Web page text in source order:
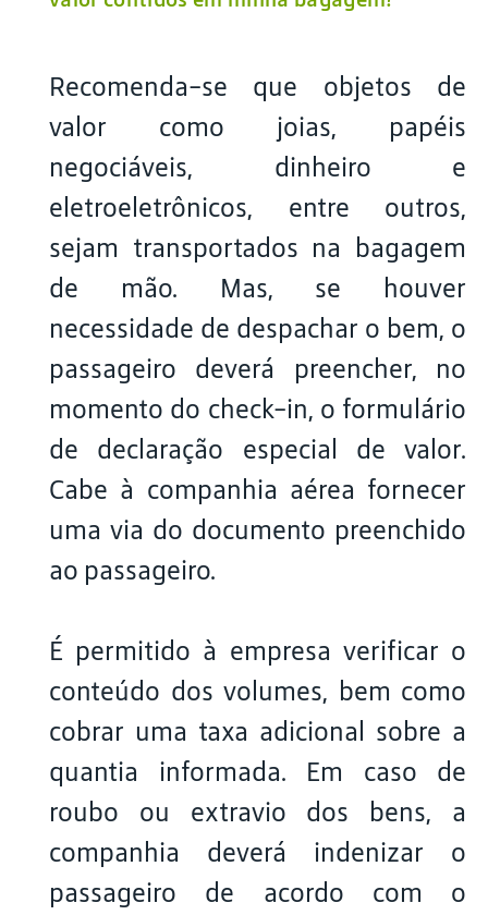
Recomenda-se que objetos de
valor como joias, papéis
negociáveis, dinheiro e
eletroeletrônicos, entre outros,
sejam transportados na bagagem
de mão. Mas, se houver
necessidade de despachar o bem, o
passageiro deverá preencher, no
momento do check-in, o formulário
de declaração especial de valor.
Cabe à companhia aérea fornecer
uma via do documento preenchido
ao passageiro.
É permitido à empresa verificar o
conteúdo dos volumes, bem como
cobrar uma taxa adicional sobre a
quantia informada. Em caso de
roubo ou extravio dos bens, a
companhia deverá indenizar o
passageiro de acordo com o